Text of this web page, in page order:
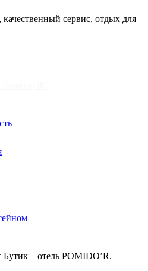
сервис, отдых для
– отель POMIDO’R.